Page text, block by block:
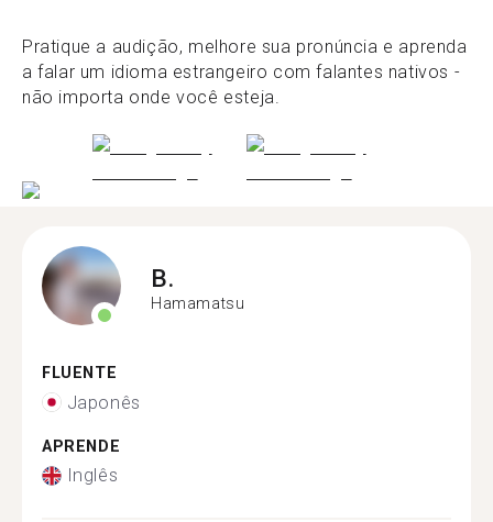
Pratique a audição, melhore sua pronúncia e aprenda
a falar um idioma estrangeiro com falantes nativos -
não importa onde você esteja.
B.
Hamamatsu
FLUENTE
Japonês
APRENDE
Inglês